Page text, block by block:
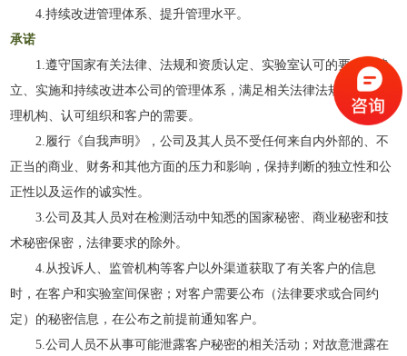
4.持续改进管理体系、提升管理水平。
承诺
1.遵守国家有关法律、法规和资质认定、实验室认可的要求，建
立、实施和持续改进本公司的管理体系，满足相关法律法规、法定管
理机构、认可组织和客户的需要。
2.履行《自我声明》，公司及其人员不受任何来自内外部的、不
正当的商业、财务和其他方面的压力和影响，保持判断的独立性和公
正性以及运作的诚实性。
3.公司及其人员对在检测活动中知悉的国家秘密、商业秘密和技
术秘密保密，法律要求的除外。
4.从投诉人、监管机构等客户以外渠道获取了有关客户的信息
时，在客户和实验室间保密；对客户需要公布（法律要求或合同约
定）的秘密信息，在公布之前提前通知客户。
5.公司人员不从事可能泄露客户秘密的相关活动；对故意泄露在